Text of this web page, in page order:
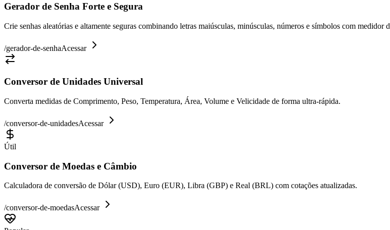
Gerador de Senha Forte e Segura
Crie senhas aleatórias e altamente seguras combinando letras maiúsculas, minúsculas, números e símbolos com medidor
/gerador-de-senhaAcessar
Conversor de Unidades Universal
Converta medidas de Comprimento, Peso, Temperatura, Área, Volume e Velicidade de forma ultra-rápida.
/conversor-de-unidadesAcessar
Útil
Conversor de Moedas e Câmbio
Calculadora de conversão de Dólar (USD), Euro (EUR), Libra (GBP) e Real (BRL) com cotações atualizadas.
/conversor-de-moedasAcessar